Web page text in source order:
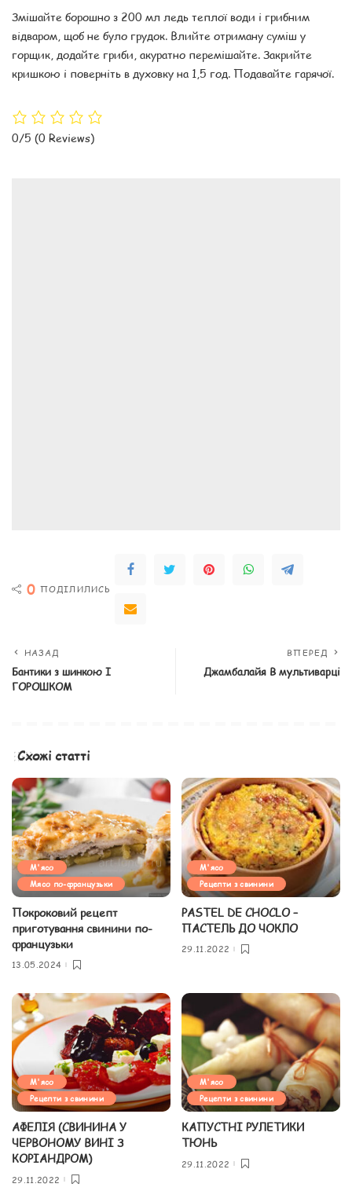
Змішайте борошно з 200 мл ледь теплої води і грибним
відваром, щоб не було грудок. Влийте отриману суміш у
горщик, додайте гриби, акуратно перемішайте. Закрийте
кришкою і поверніть в духовку на 1,5 год. Подавайте гарячої.
0/5 (0 Reviews)
0 ПОДІЛИЛИСЬ
НАЗАД
Бантики з шинкою І
ГОРОШКОМ
ВПЕРЕД
Джамбалайя В мультиварці
Схожі статті
М'ясо
Мясо по-французьки
Покроковий рецепт
приготування свинини по-
французьки
13.05.2024
М'ясо
Рецепти з свинини
PASTEL DE CHOCLO –
ПАСТЕЛЬ ДО ЧОКЛО
29.11.2022
М'ясо
Рецепти з свинини
АФЕЛІЯ (СВИНИНА У
ЧЕРВОНОМУ ВИНІ З
КОРІАНДРОМ)
29.11.2022
М'ясо
Рецепти з свинини
КАПУСТНІ РУЛЕТИКИ
ТЮНЬ
29.11.2022